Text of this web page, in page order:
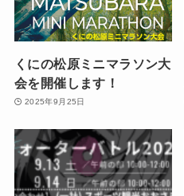
くにの松原ミニマラソン大
会を開催します！
2025年9月25日